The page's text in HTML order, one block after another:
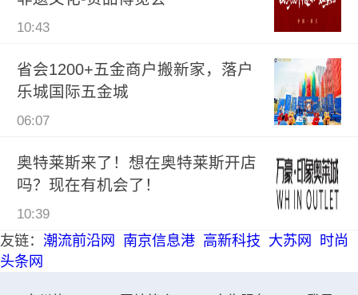
10:43
省会1200+五金商户搬新家，落户
乐城国际五金城
06:07
奥特莱斯来了！想在奥特莱斯开店
吗？现在有机会了！
10:39
友链： 潮流前沿网 南京信息港 高新科技 大苏网
时尚
头条网